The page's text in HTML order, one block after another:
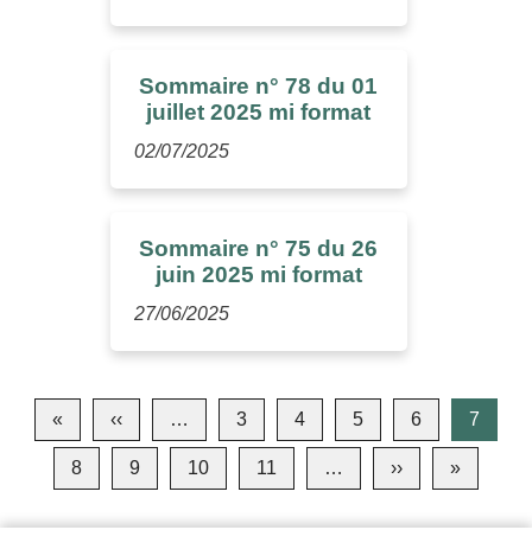
Sommaire n° 78 du 01
juillet 2025 mi format
02/07/2025
Sommaire n° 75 du 26
juin 2025 mi format
27/06/2025
Pagination
« Première
page
‹‹
précédente
… 3 4 5 6 7
8 9 10 11 … ››
suivante
»
page